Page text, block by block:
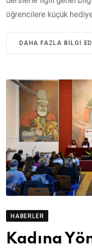
öğrencilere küçük
DAHA FAZLA BILGI
HABERLER
Kadına